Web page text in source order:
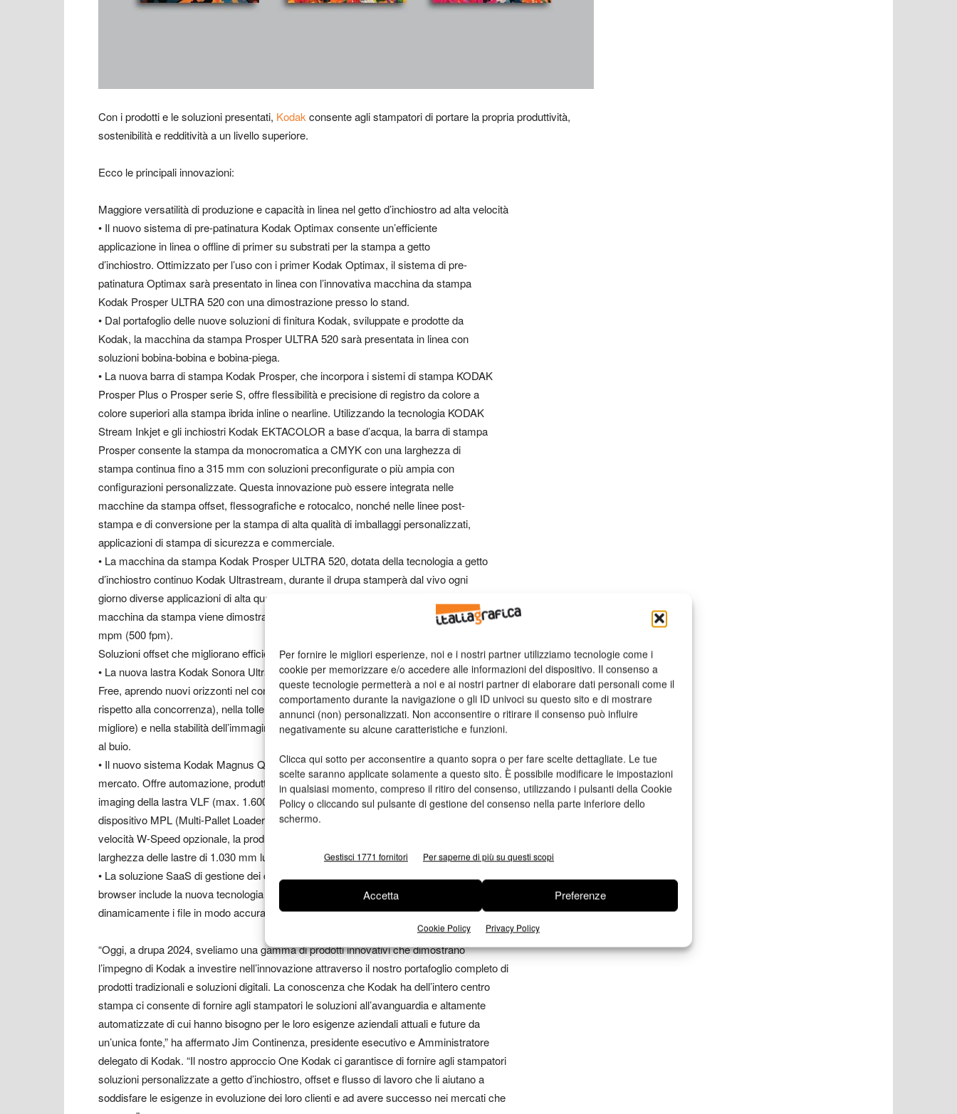
Per fornire le migliori esperienze, noi e i nostri partner utilizziamo tecnologie come i
cookie per memorizzare e/o accedere alle informazioni del dispositivo. Il consenso a
queste tecnologie permetterà a noi e ai nostri partner di elaborare dati personali come il
comportamento durante la navigazione o gli ID univoci su questo sito e di mostrare
annunci (non) personalizzati. Non acconsentire o ritirare il consenso può influire
negativamente su alcune caratteristiche e funzioni.
Clicca qui sotto per acconsentire a quanto sopra o per fare scelte dettagliate. Le tue
scelte saranno applicate solamente a questo sito. È possibile modificare le impostazioni
in qualsiasi momento, compreso il ritiro del consenso, utilizzando i pulsanti della Cookie
Policy o cliccando sul pulsante di gestione del consenso nella parte inferiore dello
schermo.
Gestisci 1771 fornitori Per saperne di più su questi scopi
Accetta Preferenze
Cookie Policy Privacy Policy
Con i prodotti e le soluzioni presentati, Kodak consente agli stampatori di portare la propria produttività,
sostenibilità e redditività a un livello superiore.
Ecco le principali innovazioni:
Maggiore versatilità di produzione e capacità in linea nel getto d’inchiostro ad alta velocità
• Il nuovo sistema di pre-patinatura Kodak Optimax consente un’efficiente
applicazione in linea o offline di primer su substrati per la stampa a getto
d’inchiostro. Ottimizzato per l’uso con i primer Kodak Optimax, il sistema di pre-
patinatura Optimax sarà presentato in linea con l’innovativa macchina da stampa
Kodak Prosper ULTRA 520 con una dimostrazione presso lo stand.
• Dal portafoglio delle nuove soluzioni di finitura Kodak, sviluppate e prodotte da
Kodak, la macchina da stampa Prosper ULTRA 520 sarà presentata in linea con
soluzioni bobina-bobina e bobina-piega.
• La nuova barra di stampa Kodak Prosper, che incorpora i sistemi di stampa KODAK
Prosper Plus o Prosper serie S, offre flessibilità e precisione di registro da colore a
colore superiori alla stampa ibrida inline o nearline. Utilizzando la tecnologia KODAK
Stream Inkjet e gli inchiostri Kodak EKTACOLOR a base d’acqua, la barra di stampa
Prosper consente la stampa da monocromatica a CMYK con una larghezza di
stampa continua fino a 315 mm con soluzioni preconfigurate o più ampia con
configurazioni personalizzate. Questa innovazione può essere integrata nelle
macchine da stampa offset, flessografiche e rotocalco, nonché nelle linee post-
stampa e di conversione per la stampa di alta qualità di imballaggi personalizzati,
applicazioni di stampa di sicurezza e commerciale.
• La macchina da stampa Kodak Prosper ULTRA 520, dotata della tecnologia a getto
d’inchiostro continuo Kodak Ultrastream, durante il drupa stamperà dal vivo ogni
giorno diverse applicazioni di alta qualità. Utilizzando gli inchiostri Kodachrome, la
macchina da stampa viene dimostrata a velocità di produzione massime fino a 152
mpm (500 fpm).
Soluzioni offset che migliorano efficienza, automazione e sostenibilità
• La nuova lastra Kodak Sonora Ultra Process Free è l’apice della tecnologia Process
Free, aprendo nuovi orizzonti nel contrasto dell’immagine (fino a 9 volte maggiore
rispetto alla concorrenza), nella tolleranza all’esposizione alla luce bianca (5 volte
migliore) e nella stabilità dell’immagine della lastra fino a 6 settimane se conservata
al buio.
• Il nuovo sistema Kodak Magnus Q3600 Titan è il sistema CTP più versatile sul
mercato. Offre automazione, produttività e affidabilità migliorate per 4-up, 8-up e
imaging della lastra VLF (max. 1.600 x 2.083 millimetri). Con la configurazione del
dispositivo MPL (Multi-Pallet Loader) per un massimo di 7.500 lastre in linea e la
velocità W-Speed opzionale, la produttività raggiunge 52,6 lastre all’ora (con una
larghezza delle lastre di 1.030 mm lungo il tamburo).
• La soluzione SaaS di gestione dei contenuti Kodak Prinergy Access 2.0 basata su
browser include la nuova tecnologia proprietaria Intelligent Layout che impone
dinamicamente i file in modo accurato ed efficiente per qualsiasi linea di produzione.
“Oggi, a drupa 2024, sveliamo una gamma di prodotti innovativi che dimostrano
l’impegno di Kodak a investire nell’innovazione attraverso il nostro portafoglio completo di
prodotti tradizionali e soluzioni digitali. La conoscenza che Kodak ha dell’intero centro
stampa ci consente di fornire agli stampatori le soluzioni all’avanguardia e altamente
automatizzate di cui hanno bisogno per le loro esigenze aziendali attuali e future da
un’unica fonte,” ha affermato Jim Continenza, presidente esecutivo e Amministratore
delegato di Kodak. “Il nostro approccio One Kodak ci garantisce di fornire agli stampatori
soluzioni personalizzate a getto d’inchiostro, offset e flusso di lavoro che li aiutano a
soddisfare le esigenze in evoluzione dei loro clienti e ad avere successo nei mercati che